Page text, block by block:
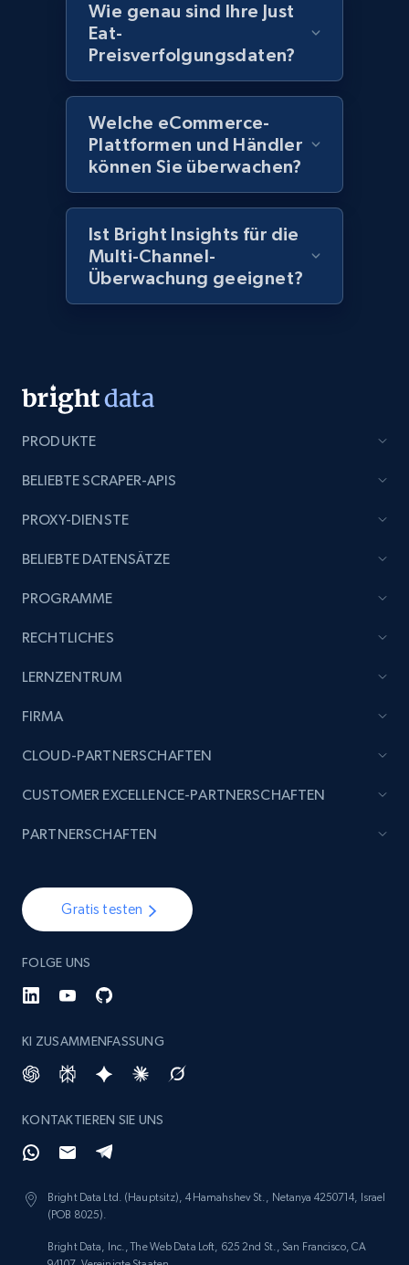
Amazon products global dataset - Collect
Amazon products by seller URL
Title, Seller name, Brand, Description, Initial
price, Currency, Availability, Reviews count, and
2.1K+ 375+ Jetzt anfangen
Amazon products global dataset - Collect
products from Brands URLs
Etsy
Reviews count shop, Reviews count item, Initial
1.9K+
Etsy - Collect data on products using
specified keywords
Reviews count shop, Reviews count item, Initial
Etsy - Collects data from shop's URL
URL, Product id, Listing inventory id, Title, Rating,
Reviews count shop, Reviews count item, Initial
1.9K+ 323+
Amazon products search
Asin, URL, Name, Sponsored, Initial price, Final
price, Currency, Sold, and more.
1.6K+ 181+
Wie genau sind Ihre Just
Eat-
Preisverfolgungsdaten?
Welche eCommerce-
Plattformen und Händler
können Sie überwachen?
Ist Bright Insights für die
Multi-Channel-
Überwachung geeignet?
PRODUKTE
BELIEBTE SCRAPER-APIS
PROXY-DIENSTE
BELIEBTE DATENSÄTZE
PROGRAMME
RECHTLICHES
LERNZENTRUM
FIRMA
Gratis testen
FOLGE UNS
KI ZUSAMMENFASSUNG
KONTAKTIEREN SIE UNS
Bright Data Ltd. (Hauptsitz), 4 Hamahshev St., Netanya 4250714, Israel
(POB 8025).
Bright Data, Inc., The Web Data Loft, 625 2nd St., San Francisco, CA
CLOUD-PARTNERSCHAFTEN
CUSTOMER EXCELLENCE-PARTNERSCHAFTEN
PARTNERSCHAFTEN